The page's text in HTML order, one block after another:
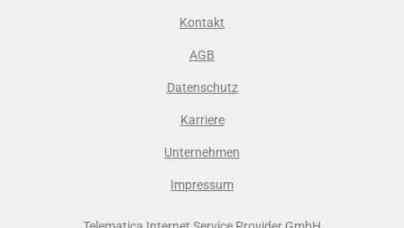
Kontakt
AGB
Datenschutz
Karriere
Unternehmen
Impressum